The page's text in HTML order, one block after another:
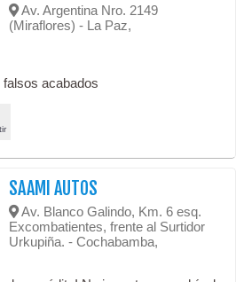
Av. Argentina Nro. 2149
(Miraflores) - La Paz,
acabados
SAAMI AUTOS
Av. Blanco Galindo, Km. 6 esq.
Excombatientes, frente al Surtidor
Urkupiña. - Cochabamba,